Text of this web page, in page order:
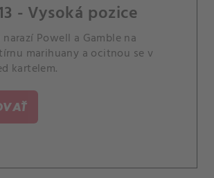
- Vysoká pozice
Powell a Gamble na
marihuany a ocitnou se v
kartelem.